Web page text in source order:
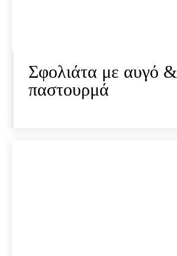
Σφολιάτα με αυγό &
παστουρμά